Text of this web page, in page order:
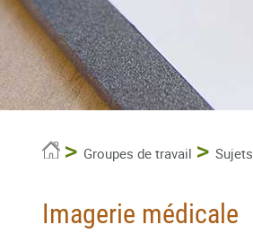
AccueilGroupes de travail Sujets
Imagerie médicale